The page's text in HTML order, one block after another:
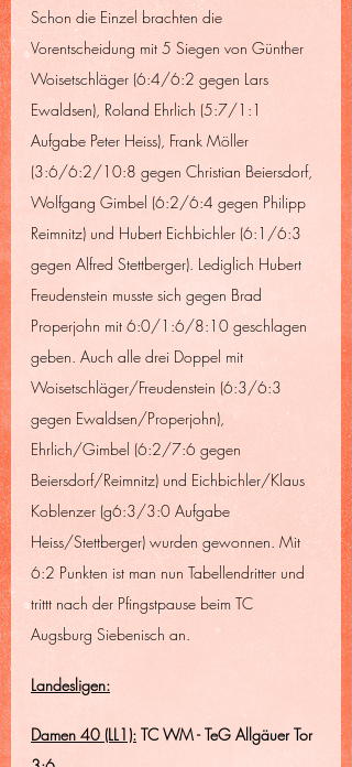
Schon die Einzel brachten die
Vorentscheidung mit 5 Siegen von Günther
Woisetschläger (6:4/6:2 gegen Lars
Ewaldsen), Roland Ehrlich (5:7/1:1
Aufgabe Peter Heiss), Frank Möller
(3:6/6:2/10:8 gegen Christian Beiersdorf,
Wolfgang Gimbel (6:2/6:4 gegen Philipp
Reimnitz) und Hubert Eichbichler (6:1/6:3
gegen Alfred Stettberger). Lediglich Hubert
Freudenstein musste sich gegen Brad
Properjohn mit 6:0/1:6/8:10 geschlagen
geben. Auch alle drei Doppel mit
Woisetschläger/Freudenstein (6:3/6:3
gegen Ewaldsen/Properjohn),
Ehrlich/Gimbel (6:2/7:6 gegen
Beiersdorf/Reimnitz) und Eichbichler/Klaus
Koblenzer (g6:3/3:0 Aufgabe
Heiss/Stettberger) wurden gewonnen. Mit
6:2 Punkten ist man nun Tabellendritter und
trittt nach der Pfingstpause beim TC
Augsburg Siebenisch an.
Landesligen:
Damen 40 (LL1): TC WM - TeG Allgäuer Tor